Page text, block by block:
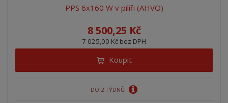
PPS 6x160 W v pilíři (AHVO)
8 500,25 Kč
7 025,00 Kč bez DPH
Koupit
DO 2 TÝDNŮ